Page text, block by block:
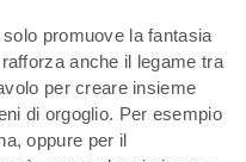
promuove la fantasia
anche il legame tra
per creare insieme
di orgoglio. Per esempio
oppure per il